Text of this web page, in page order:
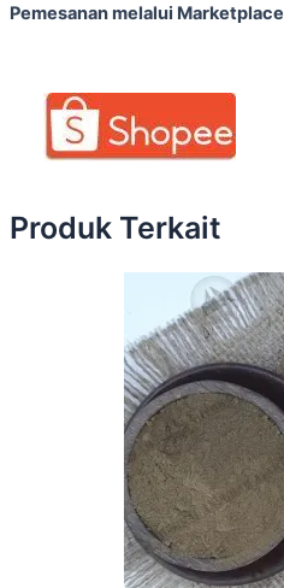
Pemesanan melalui Marketplace
Produk Terkait